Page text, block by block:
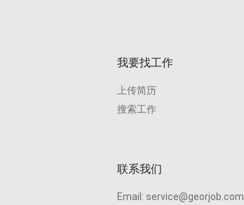
我要找工作
上传简历
搜索工作
联系我们
Email: service@georjob.com